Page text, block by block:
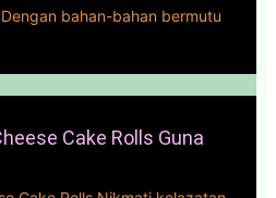
bahan-bahan bermutu
Cake Rolls Guna